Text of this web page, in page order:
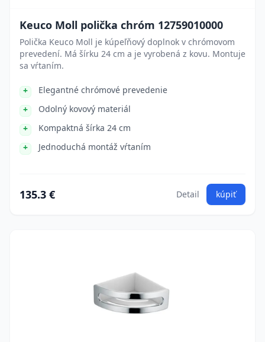
Keuco Moll polička chróm 12759010000
Polička Keuco Moll je kúpeľňový doplnok v chrómovom
prevedení. Má šírku 24 cm a je vyrobená z kovu. Montuje
sa vŕtaním.
Elegantné chrómové prevedenie
Odolný kovový materiál
Kompaktná šírka 24 cm
Jednoduchá montáž vŕtaním
135.3 € Detail kúpiť